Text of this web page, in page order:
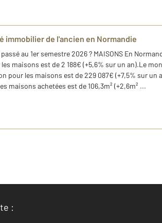
immobilier de l'ancien en Normandie
passé au 1er semestre 2026 ? MAISONS En
les maisons est de 2 188€ (+5,6% sur un an).Le
pour les maisons est de 229 087€ (+7,5% sur un
maisons achetées est de 106,3m² (+2,6m² ...
: